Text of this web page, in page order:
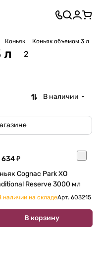
Коньяк Коньяк объемом 3 л
л 2
В наличии
634 ₽
Cognac Park XO
Traditional Reserve 3000 мл
наличии на складеАрт. 603215
В корзину